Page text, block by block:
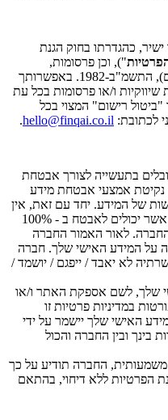
כהגדרתו בחוק הגנת
"), וכן פרסומות,
כהגדרתן בחוק התקשורת (בזק ושידורים), התשמ"ב-1982. באפשרותך
ו/או פרסומות בכל עת
רישום" המצוי בכל
לכתובת: hello@finqai.co.il
.
בתעשייה לצורך אבטחת
אמצעי אבטחת מידע
של המידע. יחד עם זאת, אין
אמצעים אלקטרוניים באינטרנט אשר יכולים לאבטח ב - 100%
לאור האמור החברה
על המידע האישי שלך. חברה
לא יאבד / ייפגם / יושמד /
שלך, לשם אספקת האתר ו/או
במדיניות פרטיות זו
האישי שלך יישמר על ידי
ובין החברה והכול
החברה תודיע על כך
הפרטיות ללא דיחוי, בהתאם